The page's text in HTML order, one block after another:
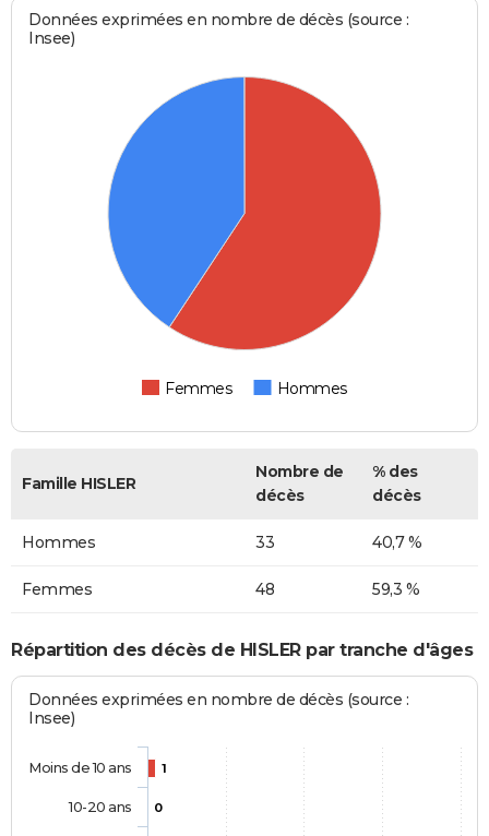
Données exprimées en nombre de décès (source :
Insee)
Femmes Hommes
Famille HISLER
Nombre de
décès
% des
décès
Hommes 33 40,7 %
Femmes 48 59,3 %
Répartition des décès de HISLER par tranche d'âges
Données exprimées en nombre de décès (source :
Insee)
1
0
Moins de 10 ans
10-20 ans